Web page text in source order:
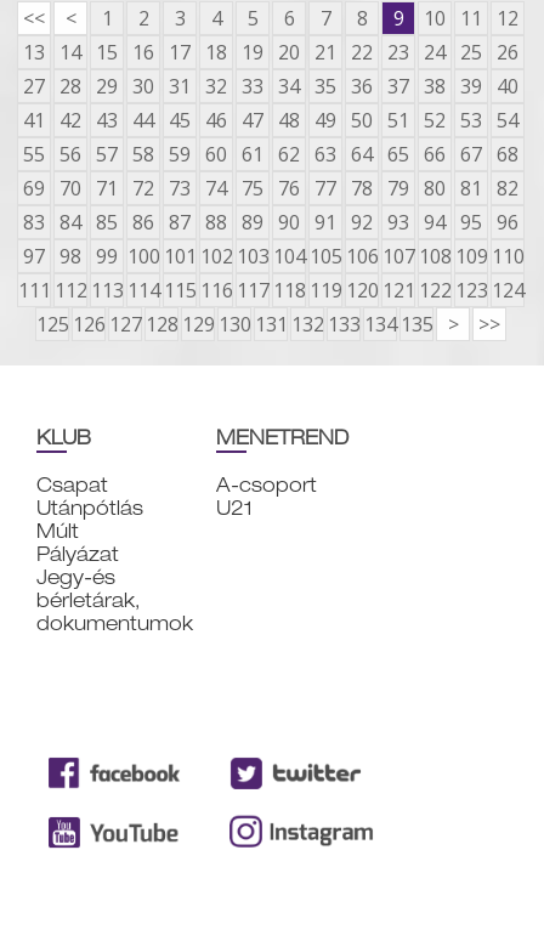
<< < 1 2 3 4 5 6 7 8 9 10 11
12
13
14 15 16 17 18 19 20 21 22 23 24 25
26
27 28 29 30 31 32 33 34 35 36 37 38 39
40
41
42 43 44 45 46 47 48 49 50 51 52 53 54
55 56 57 58 59 60 61 62 63 64 65 66 67 68
69
70 71 72 73 74 75 76 77 78 79 80 81
82
83 84 85 86 87 88 89 90 91 92 93 94 95 96
97 98 99 100 101 102 103 104 105 106 107 108 109 110
111 112 113 114 115 116 117 118 119 120 121 122 123 124
125 126 127 128 129 130 131 132 133 134 135 > >>
KLUB
Csapat
Utánpótlás
Múlt
Pályázat
Jegy-és
bérletárak,
dokumentumok
MENETREND
A-csoport
U21